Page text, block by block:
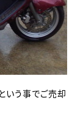
いう事でご売却